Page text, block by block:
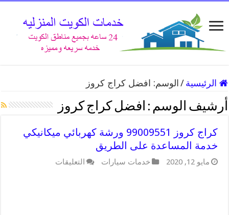
الرئيسية / الوسم: افضل كراج كروز
أرشيف الوسم : افضل كراج كروز
كراج كروز 99009551 ورشة كهربائي ميكانيكي
خدمة المساعدة على الطريق
مايو 12, 2020 خدمات سيارات التعليقات